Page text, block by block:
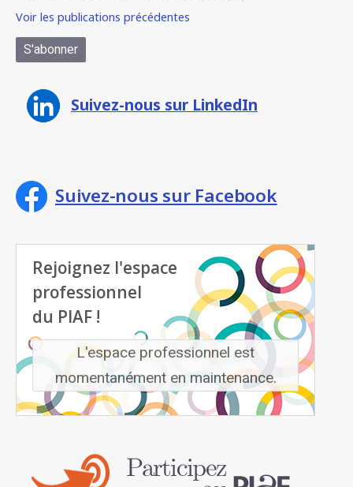
Voir les publications précédentes
Suivez-nous sur LinkedIn
Suivez-nous sur Facebook
Rejoignez l'espace
professionnel
du PIAF !
L'espace professionnel est
momentanément en maintenance.